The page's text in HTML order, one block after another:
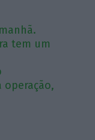
tem um
operação,